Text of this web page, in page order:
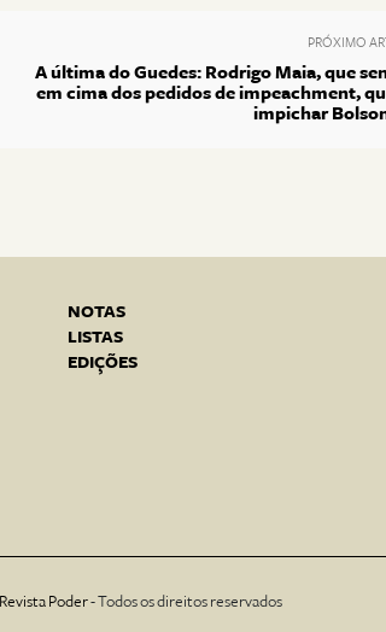
PRÓXIMO
A última do Guedes: Rodrigo Maia, que
em cima dos pedidos de impeachment,
impichar
NOTAS
LISTAS
EDIÇÕES
Revista Poder- Todos os direitos reservados